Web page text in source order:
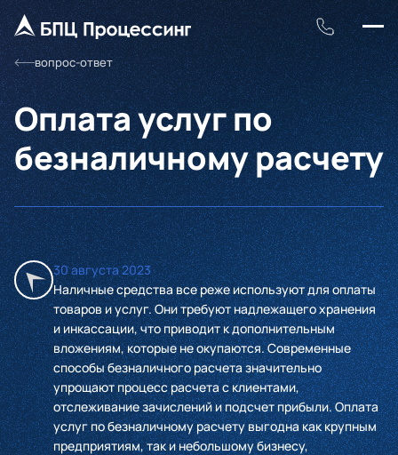
вопрос-ответ
Оплата услуг по
безналичному расчету
30 августа 2023
Наличные средства все реже используют для оплаты
товаров и услуг. Они требуют надлежащего хранения
и инкассации, что приводит к дополнительным
вложениям, которые не окупаются. Современные
способы безналичного расчета значительно
упрощают процесс расчета с клиентами,
отслеживание зачислений и подсчет прибыли. Оплата
услуг по безналичному расчету выгодна как крупным
предприятиям, так и небольшому бизнесу,